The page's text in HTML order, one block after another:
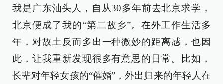
我是广东汕头人，自从30多年前去北京求学，
北京便成了我的“第二故乡”。在外工作生活多
年，对故土反而多出一种微妙的距离感，也因
此，让我重新发现很多有意思的日常。比如，
长辈对年轻女孩的“催婚”，外出归来的年轻人在